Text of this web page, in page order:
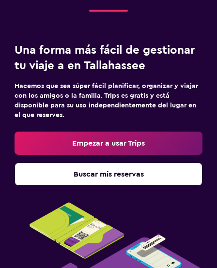
Una forma más fácil de gestionar
tu viaje a en Tallahassee
Hacemos que sea súper fácil planificar, organizar y viajar
con los amigos o la familia. Trips es gratis y está
disponible para su uso independientemente del lugar en
el que reserves.
Empezar a usar Trips
Buscar mis reservas